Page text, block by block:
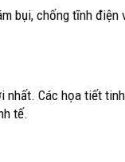
bụi, chống tĩnh điện
nhất. Các họa tiết
tế.